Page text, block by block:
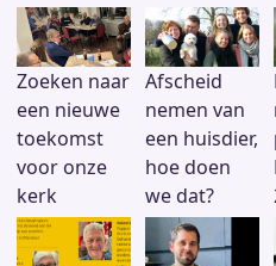
Zoeken naar
een nieuwe
toekomst
voor onze
kerk
Afscheid
nemen van
een huisdier,
hoe doen
we dat?